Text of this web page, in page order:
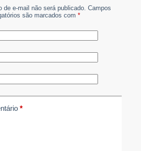
de e-mail não será publicado. Campos
são marcados com *
*